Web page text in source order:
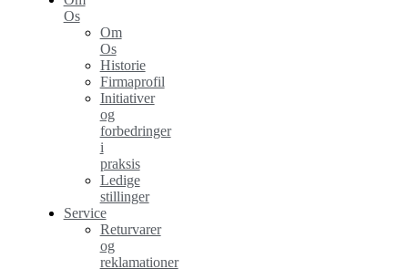
Os
Om
Os
Historie
Firmaprofil
Initiativer
og
forbedringer
i
praksis
Ledige
stillinger
Service
Returvarer
og
reklamationer